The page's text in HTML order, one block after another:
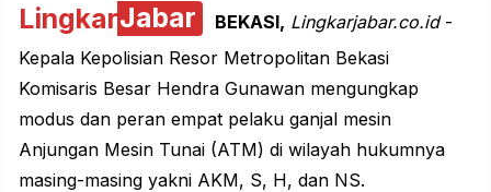
LingkarJabar BEKASI, Lingkarjabar.co.id-
Kepala Kepolisian Resor Metropolitan Bekasi
Komisaris Besar Hendra Gunawan mengungkap
modus dan peran empat pelaku ganjal mesin
Anjungan Mesin Tunai (ATM) di wilayah hukumnya
masing-masing yakni AKM, S, H, dan NS.